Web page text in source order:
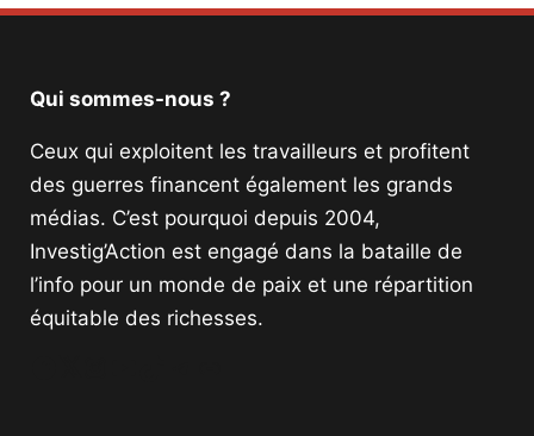
Qui sommes-nous ?
Ceux qui exploitent les travailleurs et profitent
des guerres financent également les grands
médias. C’est pourquoi depuis 2004,
Investig’Action est engagé dans la bataille de
l’info pour un monde de paix et une répartition
équitable des richesses.